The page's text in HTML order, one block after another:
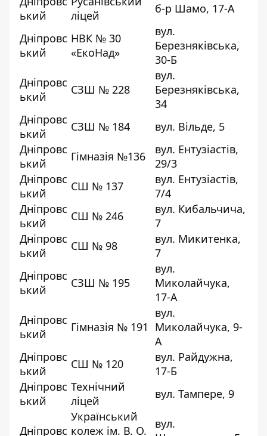
ький
ліцей
б-р Шамо, 17-А
Дніпровс
ький
НВК № 30
«ЕкоНад»
вул.
Березняківська,
30-Б
Дніпровс
ький
СЗШ № 228
вул.
Березняківська,
34
Дніпровс
ький
СЗШ № 184
вул. Вільде, 5
Дніпровс
ький
Гімназія №136
вул. Ентузіастів,
29/3
Дніпровс
ький
СШ № 137
вул. Ентузіастів,
7/4
Дніпровс
ький
СШ № 246
вул. Кибальчича,
7
Дніпровс
ький
СШ № 98
вул. Микитенка,
7
Дніпровс
ький
СЗШ № 195
вул.
Миколайчука,
17-А
Дніпровс
ький
Гімназія № 191
вул.
Миколайчука, 9-
А
Дніпровс
ький
СШ № 120
вул. Райдужна,
17-Б
Дніпровс
ький
Технічний
ліцей
вул. Тампере, 9
Дніпровс
Український
колеж ім. В. О.
вул.